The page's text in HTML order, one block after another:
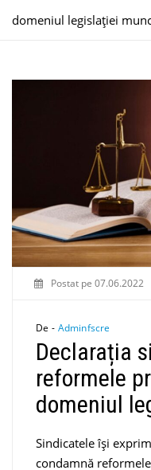
domeniul legislației
Postat pe 07.06.2022
De - Adminfscre
Declarația
reformele
domeniul
Sindicatele își
condamnă